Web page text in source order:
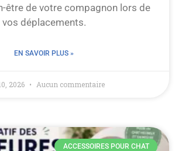
être de votre compagnon lors de
vos déplacements.
EN SAVOIR PLUS »
2026 Aucun commentaire
ACCESSOIRES POUR CHAT